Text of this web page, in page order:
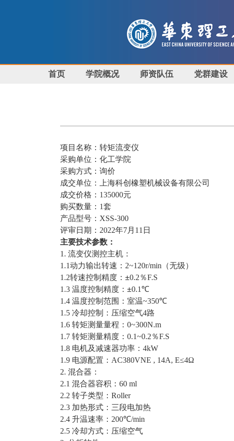
首页 学院概况 师资队伍 党群建设
项目名称：转矩流变仪
采购单位：化工学院
采购方式：询价
成交单位：上海科创橡塑机械设备有限公司
成交价格： 135000元
购买数量： 1套
产品型号： XSS-300
评审日期： 2022年7月 11 日
主要技术参数：
1. 流变仪测控主机：
1.1动力输出转速： 2~120r/min （无级）
1.2转速控制精度：±0.2 ％F.S
1.3 温度控制精度：±0.1℃
1.4 温度控制范围：室温~350℃
1.5 冷却控制：压缩空气4路
1.6 转矩测量量程： 0~300N.m
1.7 转矩测量精度： 0.1~0.2 ％F.S
1.8 电机及减速器功率： 4kW
1.9 电源配置： AC380VNE , 14A, E≤4Ω
2. 混合器：
2.1 混合器容积： 60 ml
2.2 转子类型： Roller
2.3 加热形式：三段电加热
2.4 升温速率： 200℃/min
2.5 冷却方式：压缩空气